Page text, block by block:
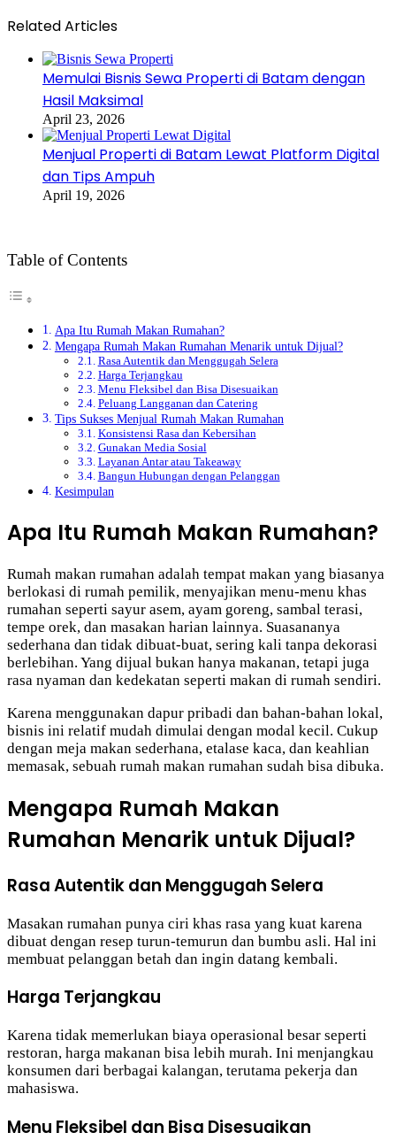
Related Articles
Memulai Bisnis Sewa Properti di Batam dengan
Hasil Maksimal
April 23, 2026
Menjual Properti di Batam Lewat Platform Digital
dan Tips Ampuh
April 19, 2026
Table of Contents
Apa Itu Rumah Makan Rumahan?
Mengapa Rumah Makan Rumahan Menarik untuk Dijual?
Rasa Autentik dan Menggugah Selera
Harga Terjangkau
Menu Fleksibel dan Bisa Disesuaikan
Peluang Langganan dan Catering
Tips Sukses Menjual Rumah Makan Rumahan
Konsistensi Rasa dan Kebersihan
Gunakan Media Sosial
Layanan Antar atau Takeaway
Bangun Hubungan dengan Pelanggan
Kesimpulan
Apa Itu Rumah Makan Rumahan?
Rumah makan rumahan adalah tempat makan yang biasanya
berlokasi di rumah pemilik, menyajikan menu-menu khas
rumahan seperti sayur asem, ayam goreng, sambal terasi,
tempe orek, dan masakan harian lainnya. Suasananya
sederhana dan tidak dibuat-buat, sering kali tanpa dekorasi
berlebihan. Yang dijual bukan hanya makanan, tetapi juga
rasa nyaman dan kedekatan seperti makan di rumah sendiri.
Karena menggunakan dapur pribadi dan bahan-bahan lokal,
bisnis ini relatif mudah dimulai dengan modal kecil. Cukup
dengan meja makan sederhana, etalase kaca, dan keahlian
memasak, sebuah rumah makan rumahan sudah bisa dibuka.
Mengapa Rumah Makan
Rumahan Menarik untuk Dijual?
Rasa Autentik dan Menggugah Selera
Masakan rumahan punya ciri khas rasa yang kuat karena
dibuat dengan resep turun-temurun dan bumbu asli. Hal ini
membuat pelanggan betah dan ingin datang kembali.
Harga Terjangkau
Karena tidak memerlukan biaya operasional besar seperti
restoran, harga makanan bisa lebih murah. Ini menjangkau
konsumen dari berbagai kalangan, terutama pekerja dan
mahasiswa.
Menu Fleksibel dan Bisa Disesuaikan